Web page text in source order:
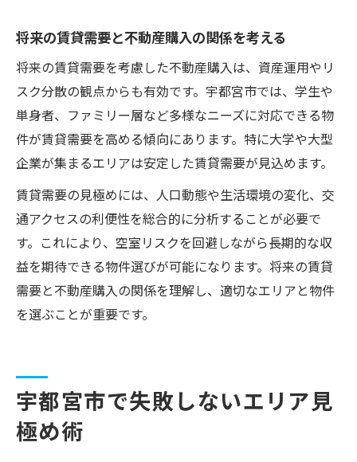
将来の賃貸需要と不動産購入の関係を考える
将来の賃貸需要を考慮した不動産購入は、資産運用やリ
スク分散の観点からも有効です。宇都宮市では、学生や
単身者、ファミリー層など多様なニーズに対応できる物
件が賃貸需要を高める傾向にあります。特に大学や大型
企業が集まるエリアは安定した賃貸需要が見込めます。
賃貸需要の見極めには、人口動態や生活環境の変化、交
通アクセスの利便性を総合的に分析することが必要で
す。これにより、空室リスクを回避しながら長期的な収
益を期待できる物件選びが可能になります。将来の賃貸
需要と不動産購入の関係を理解し、適切なエリアと物件
を選ぶことが重要です。
宇都宮市で失敗しないエリア見
極め術